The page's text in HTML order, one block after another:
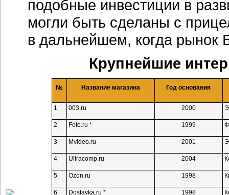
подобные инвестиции в
могли быть сделаны с
в дальнейшем, когда рынок
Крупнейшие
№ Название магазина Год основания
1 003.ru 2000
2 Foto.ru * 1999
3 Mvideo.ru 2001
4 Ultracomp.ru 2004
5 Ozon.ru 1998
6 Dostavka.ru * 1998